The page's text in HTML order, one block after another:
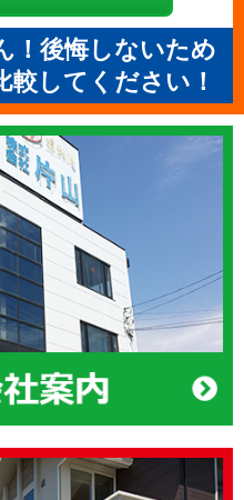
！後悔しないため
較してください！